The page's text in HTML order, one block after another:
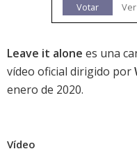
Votar
Leave it alone es una
vídeo oficial dirigido por
enero de 2020.
Vídeo